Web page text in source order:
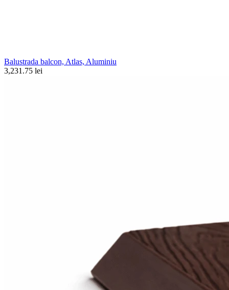
Balustrada balcon, Atlas, Aluminiu
3,231.75 lei